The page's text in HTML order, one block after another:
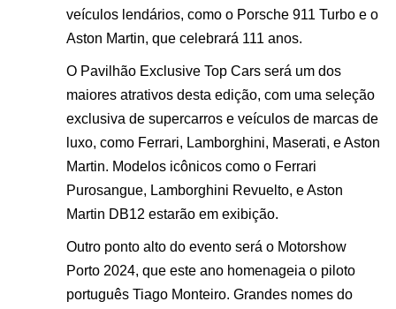
veículos lendários, como o Porsche 911 Turbo e o
Aston Martin, que celebrará 111 anos​.
O Pavilhão Exclusive Top Cars será um dos
maiores atrativos desta edição, com uma seleção
exclusiva de supercarros e veículos de marcas de
luxo, como Ferrari, Lamborghini, Maserati, e Aston
Martin. Modelos icônicos como o Ferrari
Purosangue, Lamborghini Revuelto, e Aston
Martin DB12 estarão em exibição.
Outro ponto alto do evento será o Motorshow
Porto 2024, que este ano homenageia o piloto
português Tiago Monteiro. Grandes nomes do